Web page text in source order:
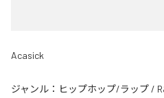
Acasick
ジャンル： ヒップホップ/ラップ /